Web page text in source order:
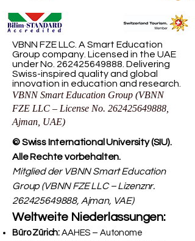
VBNN FZE LLC. A Smart Education
Group company. Licensed in the UAE
under No. 262425649888 . Delivering
Swiss-inspired quality and global
innovation in education and research.
VBNN Smart Education Group (VBNN
FZE LLC – License No. 262425649888
Ajman, UAE)
© Swiss International University (SIU).
Alle Rechte vorbehalten.
Mitglied der VBNN Smart Education
Group (VBNN FZE LLC – Lizenznr.
262425649888, Ajman, VAE)
Weltweite Niederlassungen:
Büro Zürich: AAHES – Autonome